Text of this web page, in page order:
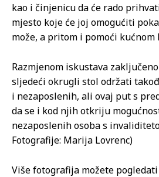
kao i činjenicu da će rado
mjesto koje će joj omogućiti
može, a pritom i pomoći kućnom
Razmjenom iskustava
sljedeći okrugli stol održati
i nezaposlenih, ali ovaj put s
da se i kod njih otkriju
nezaposlenih osoba s
Fotografije: Marija Lovrenc)
Više fotografija možete pogledati